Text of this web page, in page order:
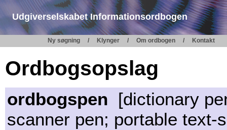
Udgiverselskabet Informationsordbogen
Ny søgning Klynger Om ordbogen Kontakt
Ordbogsopslag
ordbogspen [dictionary
scanner pen; portable text-